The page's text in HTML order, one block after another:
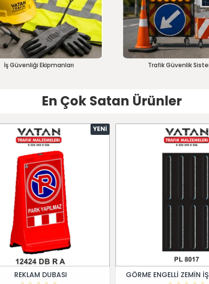
İş Güvenliği Ekipmanları Trafik Güvenlik
En Çok Satan Ürünler
YENI
REKLAM DUBASI GÖRME ENGELLİ ZEMİN